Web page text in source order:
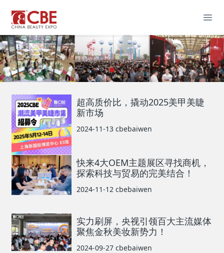
超高质价比，撬动2025美甲美睫
新市场
2024-11-13 cbebaiwen
快来4大OEM主题展区寻找商机，
探索科技与贸易的完美结合！
2024-11-12 cbebaiwen
实力刷屏，央视引领百大主流媒体
聚焦金秋美妆新势力！
2024-09-27 cbebaiwen